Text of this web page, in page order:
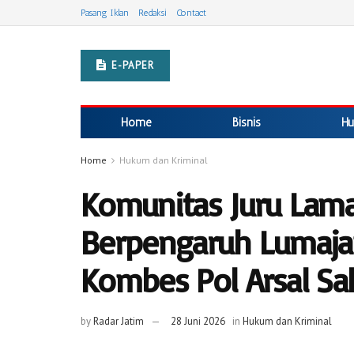
Pasang Iklan Redaksi Contact
E-PAPER
Home Bisnis
Home Hukum dan Kriminal
Komunitas Juru
Berpengaruh
Kombes Pol Arsal
byRadar Jatim 28 Juni 2026 in Hukum dan Kriminal